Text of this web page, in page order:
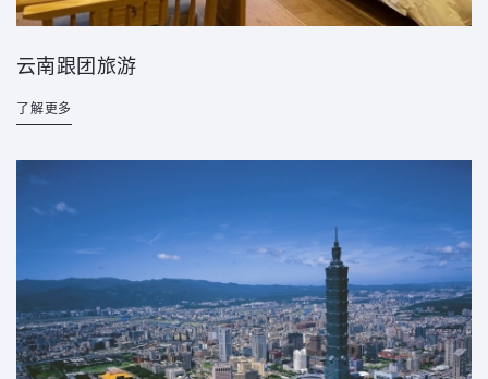
云南跟团旅游
了解更多